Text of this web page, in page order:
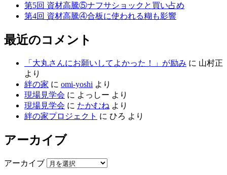
第5回 資材高騰⑤ナフサショックと買い占め
第4回 資材高騰④合板に使われる糊も影響
最近のコメント
「大丸さんにお願いしてよかった！」が励み に 山村正
より
絆の家 に omi-yoshi より
現場見学会 に よっしー より
現場見学会 に たかむね より
絆の家プロジェクト に ひろ より
アーカイブ
アーカイブ